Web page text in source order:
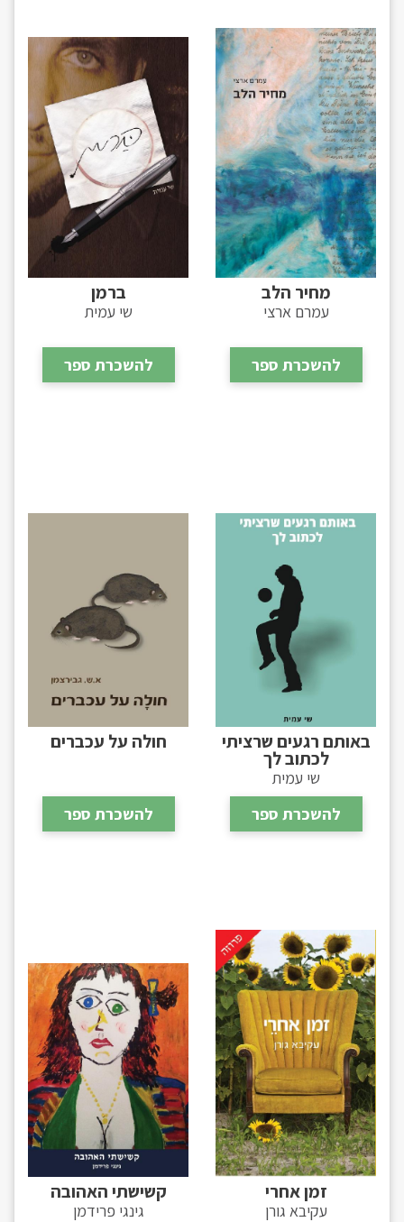
מחיר הלב
עמרם ארצי
להשכרת ספר
ברמן
שי עמית
להשכרת ספר
באותם רגעים שרציתי
לכתוב לך
שי עמית
להשכרת ספר
חולה על עכברים
להשכרת ספר
זמן אחרי
עקיבא גורן
קשישתי האהובה
גינגי פרידמן